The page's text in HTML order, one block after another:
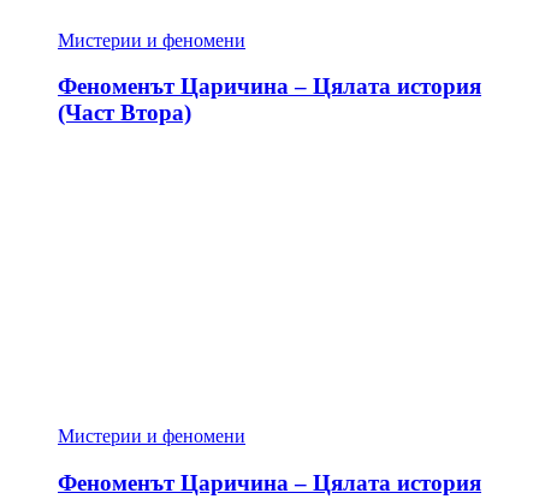
Мистерии и феномени
Феноменът Царичина – Цялата история
(Част Втора)
Мистерии и феномени
Феноменът Царичина – Цялата история